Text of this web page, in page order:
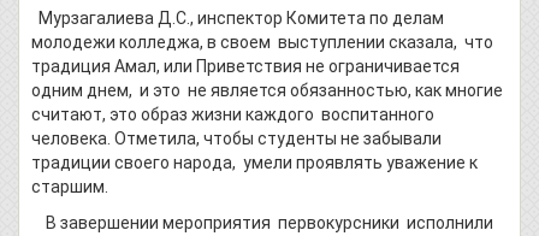
Мурзагалиева Д.С., инспектор Комитета по делам
молодежи колледжа, в своем выступлении сказала, что
традиция Амал, или Приветствия не ограничивается
одним днем, и это не является обязанностью, как многие
считают, это образ жизни каждого воспитанного
человека. Отметила, чтобы студенты не забывали
традиции своего народа, умели проявлять уважение к
старшим.
В завершении мероприятия первокурсники исполнили